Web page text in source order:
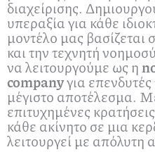
διαχείρισης.
υπεραξία για κάθε
μοντέλο μας βασίζεται
και την τεχνητή
να λειτουργούμε ως η
companyγια
μέγιστο αποτέλεσμα.
επιτυχημένες
κάθε ακίνητο σε μια
λειτουργεί με απόλυτη